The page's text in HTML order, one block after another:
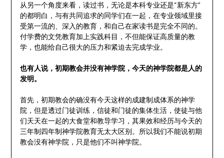
从另一个角度来看，读过书，无论是本科专业还是“新东方”
的都明白，与有共同追求的同学们在一起，在专业领域里接
受第一流的、深入的教育，和自己在家读书是完全不同的。
付学费的文凭教育加上实践科目，不但能保证高质量的教
学，也能给自己很大的压力和紧迫去完成学业。
也有人说，初期教会并没有神学院，今天的神学院都是人的
发明。
首先，初期教会的确没有今天这样的成建制成体系的神学
院，但是透过门徒训练，信徒和门徒的集体生活，使徒与他
们天天在一起的大食堂和教导学习，其果效和经历与今天的
三年制四年制神学院教育无太大区别。所以我们不能说初期
教会没有神学院，只是他们不叫神学院。